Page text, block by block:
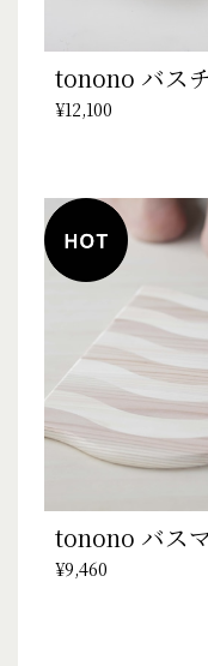
tonono バス
¥12,100
tonono バス
¥9,460